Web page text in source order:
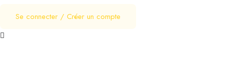
Se connecter / Créer un compte